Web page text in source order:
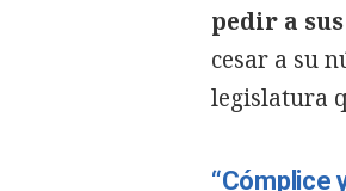
pedir a
cesar a su
legislatura
“Cómplice